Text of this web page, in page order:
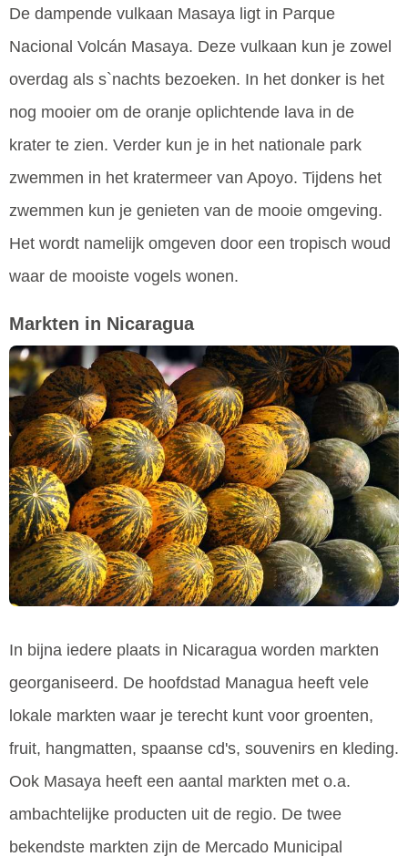
De dampende vulkaan Masaya ligt in Parque
Nacional Volcán Masaya. Deze vulkaan kun je zowel
overdag als s`nachts bezoeken. In het donker is het
nog mooier om de oranje oplichtende lava in de
krater te zien. Verder kun je in het nationale park
zwemmen in het kratermeer van Apoyo. Tijdens het
zwemmen kun je genieten van de mooie omgeving.
Het wordt namelijk omgeven door een tropisch woud
waar de mooiste vogels wonen.
Markten in Nicaragua
In bijna iedere plaats in Nicaragua worden markten
georganiseerd. De hoofdstad Managua heeft vele
lokale markten waar je terecht kunt voor groenten,
fruit, hangmatten, spaanse cd's, souvenirs en kleding.
Ook Masaya heeft een aantal markten met o.a.
ambachtelijke producten uit de regio. De twee
bekendste markten zijn de Mercado Municipal